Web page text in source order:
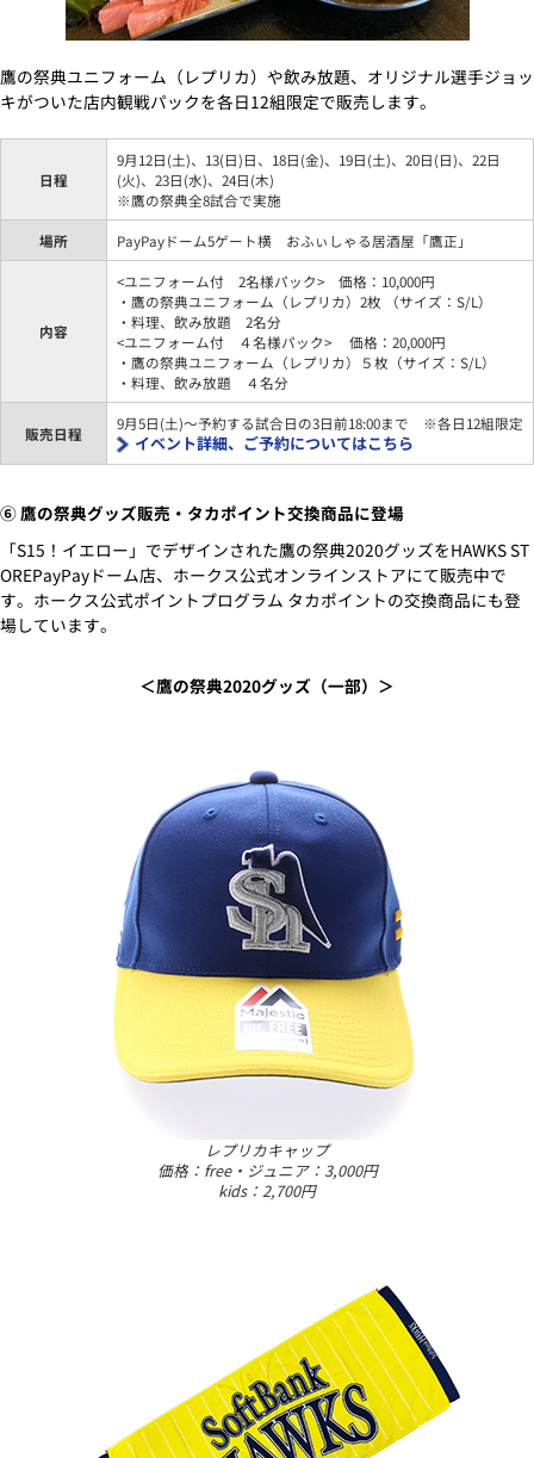
鷹の祭典ユニフォーム（レプリカ）や飲み放題、オリジナル選手ジョッ
キがついた店内観戦パックを各日12組限定で販売します。
日程
9月12日(土)、13(日)日、18日(金)、19日(土)、20日(日)、22日
(火)、23日(水)、24日(木)
※鷹の祭典全8試合で実施
場所
PayPayドーム5ゲート横 おふぃしゃる居酒屋「鷹正」
内容
<ユニフォーム付 2名様パック> 価格：10,000円
・鷹の祭典ユニフォーム（レプリカ）2枚 （サイズ：S/L）
・料理、飲み放題 2名分
<ユニフォーム付 ４名様パック> 価格：20,000円
・鷹の祭典ユニフォーム（レプリカ）５枚（サイズ：S/L）
・料理、飲み放題 ４名分
販売日程
9月5日(土)～予約する試合日の3日前18:00まで ※各日12組限定
イベント詳細、ご予約についてはこちら
⑥ 鷹の祭典グッズ販売・タカポイント交換商品に登場
「S15！イエロー」でデザインされた鷹の祭典2020グッズをHAWKS ST
OREPayPayドーム店、ホークス公式オンラインストアにて販売中で
す。ホークス公式ポイントプログラム タカポイントの交換商品にも登
場しています。
＜鷹の祭典2020グッズ（一部）＞
レプリカキャップ
価格：free・ジュニア：3,000円
kids：2,700円